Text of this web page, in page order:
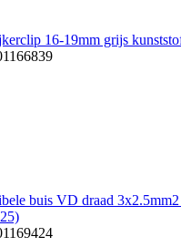
16-19mm grijs
buis VD draad